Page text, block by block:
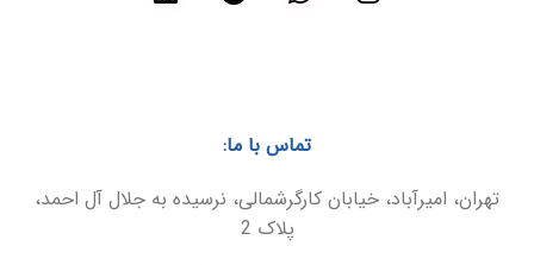
تماس با ما:
تهران، امیرآباد، خیابان کارگرشمالی، نرسیده به جلال آل احمد،
پلاک 2